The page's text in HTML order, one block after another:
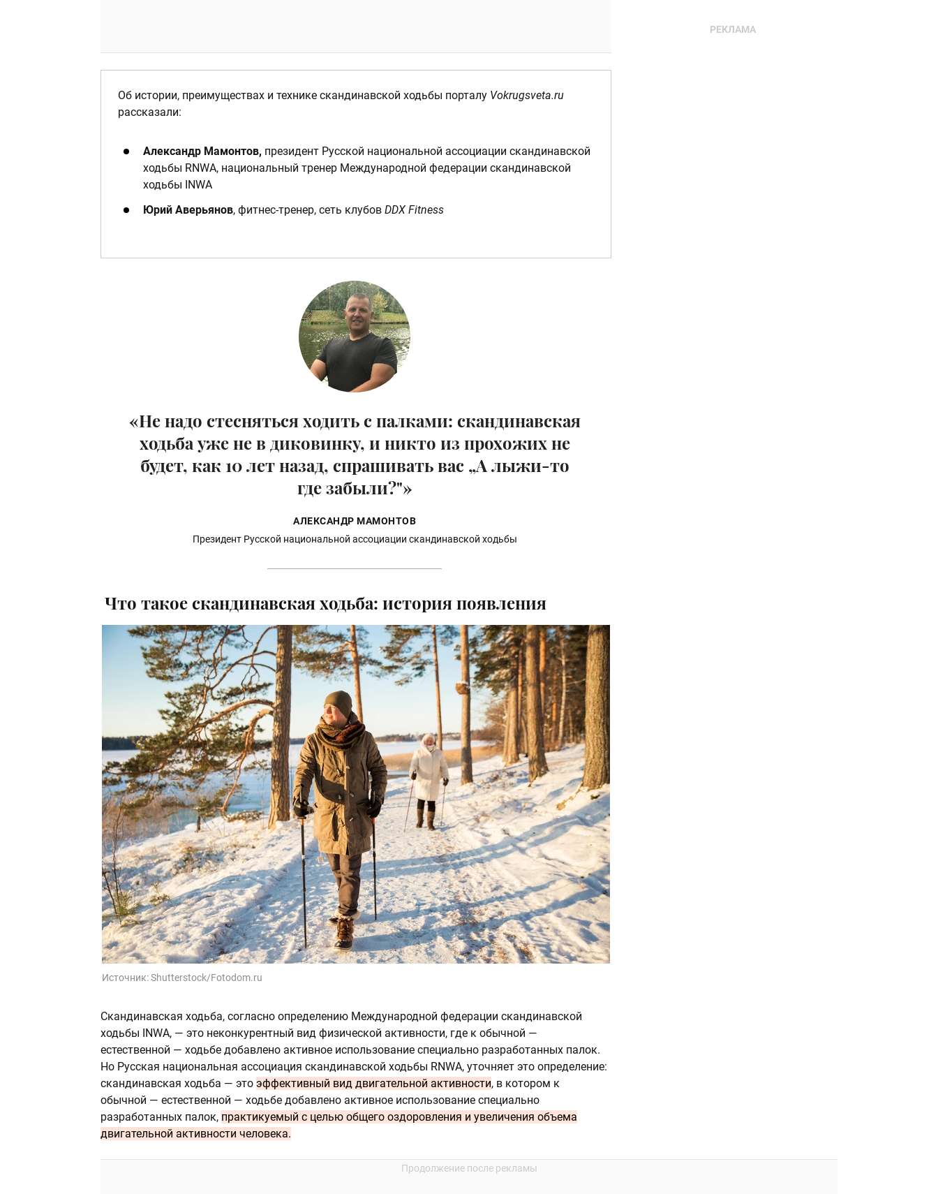
Об истории, преимуществах и технике скандинавской ходьбы порталу Vokrugsveta.ru
рассказали:
Александр Мамонтов, президент Русской национальной ассоциации скандинавской
ходьбы RNWA, национальный тренер Международной федерации скандинавской
ходьбы INWA
Юрий Аверьянов, фитнес-тренер, сеть клубов DDХ Fitness
«Не надо стесняться ходить с палками: скандинавская
ходьба уже не в диковинку, и никто из прохожих не
будет, как 10 лет назад, спрашивать вас „А лыжи-то
где забыли?"»
АЛЕКСАНДР МАМОНТОВ
Президент Русской национальной ассоциации скандинавской ходьбы
Что такое скандинавская ходьба: история появления
Источник:Shutterstock/Fotodom.ru
Скандинавская ходьба, согласно определению Международной федерации скандинавской
ходьбы INWA, — это неконкурентный вид физической активности, где к обычной —
естественной — ходьбе добавлено активное использование специально разработанных палок.
Но Русская национальная ассоциация скандинавской ходьбы RNWA, уточняет это определение:
скандинавская ходьба — это эффективный вид двигательной активности, в котором к
обычной — естественной — ходьбе добавлено активное использование специально
разработанных палок, практикуемый с целью общего оздоровления и увеличения объема
двигательной активности человека.